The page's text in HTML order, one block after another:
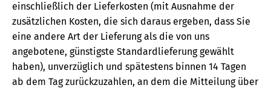
einschließlich der Lieferkosten (mit Ausnahme der
zusätzlichen Kosten, die sich daraus ergeben, dass Sie
eine andere Art der Lieferung als die von uns
angebotene, günstigste Standardlieferung gewählt
haben), unverzüglich und spätestens binnen 14 Tagen
ab dem Tag zurückzuzahlen, an dem die Mitteilung über